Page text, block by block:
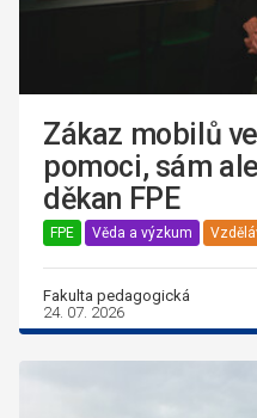
Zákaz mobilů
pomoci, sám
děkan FPE
FPE Věda a výzkum
Fakulta pedagogická
24. 07. 2026